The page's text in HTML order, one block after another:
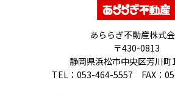
あららぎ不動産株式
〒430-0813
静岡県浜松市中央区芳川町
TEL：053-464-5557 FAX：